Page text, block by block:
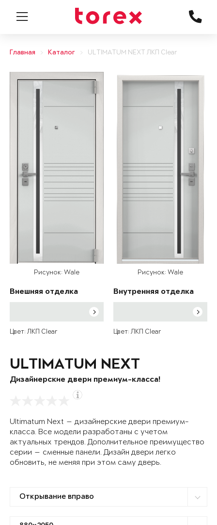
Главная Каталог ULTIMATUM NEXT ЛКП Clear
Рисунок: Wale
Внешняя отделка
Цвет: ЛКП Clear
Рисунок: Wale
Внутренняя отделка
Цвет: ЛКП Clear
ULTIMATUM NEXT
Дизайнерские двери премиум-класса!
Ultimatum Next — дизайнерские двери премиум-
класса. Все модели разработаны с учетом
актуальных трендов. Дополнительное преимущество
серии — сменные панели. Дизайн двери легко
обновить, не меняя при этом саму дверь.